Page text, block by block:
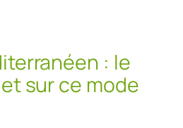
: le
sur ce mode